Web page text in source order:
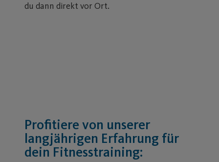
du dann direkt vor Ort.
Profitiere von unserer
langjährigen Erfahrung für
dein Fitnesstraining: